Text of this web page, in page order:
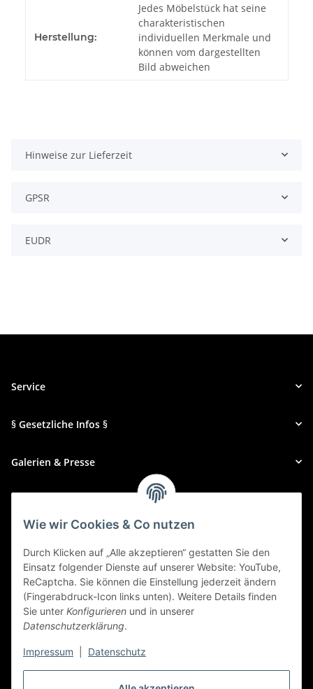
Wie wir Cookies & Co nutzen
Durch Klicken auf „Alle akzeptieren“ gestatten Sie den
Einsatz folgender Dienste auf unserer Website: YouTube,
ReCaptcha. Sie können die Einstellung jederzeit ändern
(Fingerabdruck-Icon links unten). Weitere Details finden
Sie unter Konfigurieren und in unserer
Datenschutzerklärung.
Impressum Datenschutz
Herstellung:
Jedes Möbelstück hat seine
charakteristischen
individuellen Merkmale und
können vom dargestellten
Bild abweichen
Hinweise zur Lieferzeit
GPSR
EUDR
Service
§ Gesetzliche Infos §
Galerien & Presse
Zahlungsmethoden